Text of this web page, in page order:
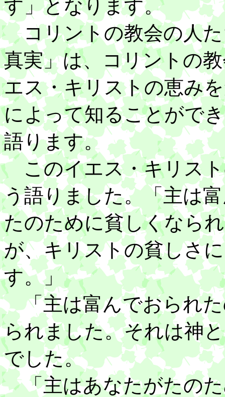
す」となります。
コリントの教会の人た
真実」は、コリントの
エス・キリストの恵み
によって知ることがで
語ります。
このイエス・キリスト
う語りました。「主は
たのために貧しくなら
が、キリストの貧しさ
す。」
「主は富んでおられた
られました。それは神
でした。
「主はあなたがたのた